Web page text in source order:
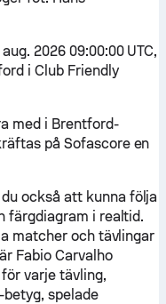
2026 09:00:00 UTC,
i Club Friendly
med i Brentford-
på Sofascore en
också att kunna följa
färgdiagram i realtid.
matcher och tävlingar
Fabio Carvalho
varje tävling,
spelade